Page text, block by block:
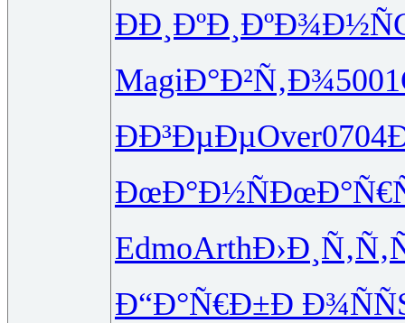
ÐÐ¸ÐºÐ¸ ÐºÐ¾Ð½Ñ
MagiÐ°Ð²Ñ‚Ð¾5001
ÐÐ³ÐµÐµOver0704
ÐœÐ°Ð½Ñ
EdmoArthÐ›Ð¸Ñ‚Ñ‚
Ð“Ð°Ñ€Ð±Ð Ð¾ÑÑ